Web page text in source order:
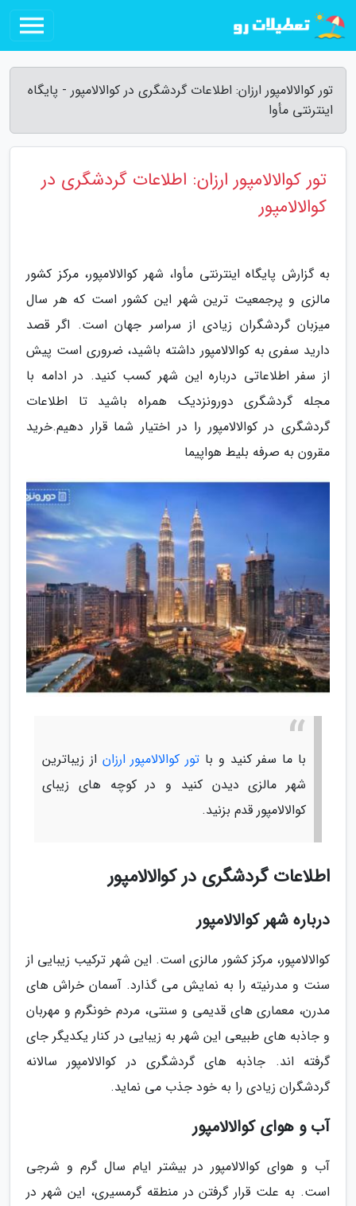
تور کوالالامپور ارزان: اطلاعات گردشگری در کوالالامپور - پایگاه
اینترنتی مأوا
تور کوالالامپور ارزان: اطلاعات گردشگری در
کوالالامپور
به گزارش پایگاه اینترنتی مأوا، شهر کوالالامپور، مرکز کشور
مالزی و پرجمعیت ترین شهر این کشور است که هر سال
میزبان گردشگران زیادی از سراسر جهان است. اگر قصد
دارید سفری به کوالالامپور داشته باشید، ضروری است پیش
از سفر اطلاعاتی درباره این شهر کسب کنید. در ادامه با
مجله گردشگری دورونزدیک همراه باشید تا اطلاعات
گردشگری در کوالالامپور را در اختیار شما قرار دهیم.خرید
مقرون به صرفه بلیط هواپیما
با ما سفر کنید و با تور کوالالامپور ارزان از زیباترین
شهر مالزی دیدن کنید و در کوچه های زیبای
کوالالامپور قدم بزنید.
اطلاعات گردشگری در کوالالامپور
درباره شهر کوالالامپور
کوالالامپور، مرکز کشور مالزی است. این شهر ترکیب زیبایی از
سنت و مدرنیته را به نمایش می گذارد. آسمان خراش های
مدرن، معماری های قدیمی و سنتی، مردم خونگرم و مهربان
و جاذبه های طبیعی این شهر به زیبایی در کنار یکدیگر جای
گرفته اند. جاذبه های گردشگری در کوالالامپور سالانه
گردشگران زیادی را به خود جذب می نماید.
آب و هوای کوالالامپور
آب و هوای کوالالامپور در بیشتر ایام سال گرم و شرجی
است. به علت قرار گرفتن در منطقه گرمسیری، این شهر در